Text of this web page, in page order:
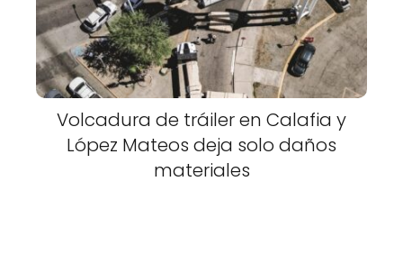
Volcadura de tráiler en Calafia y
López Mateos deja solo daños
materiales